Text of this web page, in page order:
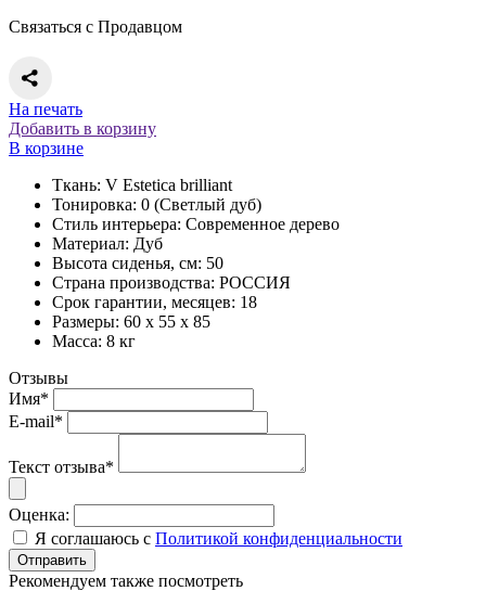
Связаться с Продавцом
На печать
Добавить в корзину
В корзине
Ткань: V Estetica brilliant
Тонировка: 0 (Светлый дуб)
Стиль интерьера: Современное дерево
Материал: Дуб
Высота сиденья, см: 50
Страна производства: РОССИЯ
Срок гарантии, месяцев: 18
Размеры: 60 x 55 x 85
Масса: 8 кг
Отзывы
Имя*
E-mail*
Текст отзыва*
Оценка:
Я соглашаюсь с Политикой конфиденциальности
Рекомендуем также посмотреть